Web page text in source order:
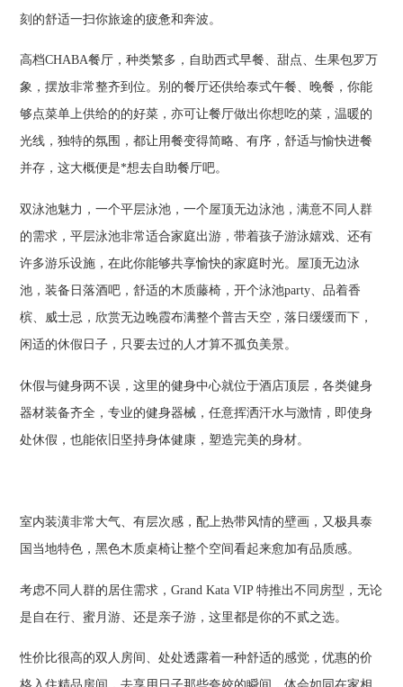
刻的舒适一扫你旅途的疲惫和奔波。
高档CHABA餐厅，种类繁多，自助西式早餐、甜点、生果包罗万
象，摆放非常整齐到位。别的餐厅还供给泰式午餐、晚餐，你能
够点菜单上供给的的好菜，亦可让餐厅做出你想吃的菜，温暖的
光线，独特的氛围，都让用餐变得简略、有序，舒适与愉快进餐
并存，这大概便是*想去自助餐厅吧。
双泳池魅力，一个平层泳池，一个屋顶无边泳池，满意不同人群
的需求，平层泳池非常适合家庭出游，带着孩子游泳嬉戏、还有
许多游乐设施，在此你能够共享愉快的家庭时光。屋顶无边泳
池，装备日落酒吧，舒适的木质藤椅，开个泳池party、品着香
槟、威士忌，欣赏无边晚霞布满整个普吉天空，落日缓缓而下，
闲适的休假日子，只要去过的人才算不孤负美景。
休假与健身两不误，这里的健身中心就位于酒店顶层，各类健身
器材装备齐全，专业的健身器械，任意挥洒汗水与激情，即使身
处休假，也能依旧坚持身体健康，塑造完美的身材。
室内装潢非常大气、有层次感，配上热带风情的壁画，又极具泰
国当地特色，黑色木质桌椅让整个空间看起来愈加有品质感。
考虑不同人群的居住需求，Grand Kata VIP 特推出不同房型，无论
是自在行、蜜月游、还是亲子游，这里都是你的不贰之选。
性价比很高的双人房间、处处透露着一种舒适的感觉，优惠的价